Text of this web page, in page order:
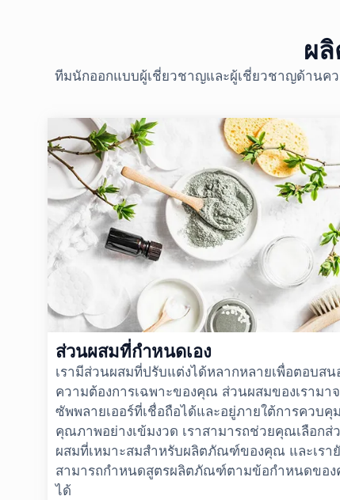
ผ
ทีมนักออกแบบผู้เชี่ยวชาญและผู้เชี่ยวชาญด้านค
ส่วนผสมที่กำหนดเอง
เรามีส่วนผสมที่ปรับแต่งได้หลากหลายเพื่อตอบสน
ความต้องการเฉพาะของคุณ ส่วนผสมของเรามา
ซัพพลายเออร์ที่เชื่อถือได้และอยู่ภายใต้การควบคุม
คุณภาพอย่างเข้มงวด เราสามารถช่วยคุณเลือกส่
ผสมที่เหมาะสมสำหรับผลิตภัณฑ์ของคุณ และเรา
สามารถกำหนดสูตรผลิตภัณฑ์ตามข้อกำหนดขอ
ได้